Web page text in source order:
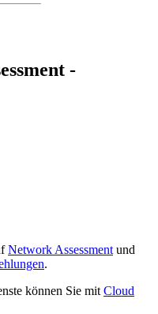
-
Network Assessment und
.
können Sie mit Cloud